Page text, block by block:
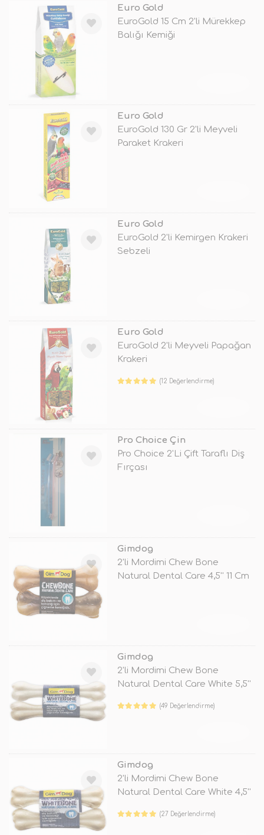
Euro Gold
EuroGold 15 Cm 2'li Mürekkep
Balığı Kemiği
Euro Gold
EuroGold 130 Gr 2'li Meyveli
Paraket Krakeri
Euro Gold
EuroGold 2'li Kemirgen Krakeri
Sebzeli
Euro Gold
EuroGold 2'li Meyveli Papağan
Krakeri
(12 Değerlendirme)
Pro Choice Çin
Pro Choice 2'Li Çift Taraflı Diş
Fırçası
Gimdog
2'li Mordimi Chew Bone
Natural Dental Care 4,5'' 11 Cm
Gimdog
2'li Mordimi Chew Bone
Natural Dental Care White 5,5''
(49 Değerlendirme)
Gimdog
2'li Mordimi Chew Bone
Natural Dental Care White 4,5''
(27 Değerlendirme)